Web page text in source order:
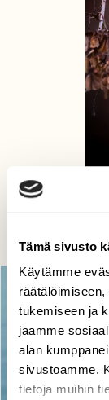
Tämä sivusto
Käytämme
tukemiseen ja
jaamme
alan
sivustoamme.
tietoja muihin